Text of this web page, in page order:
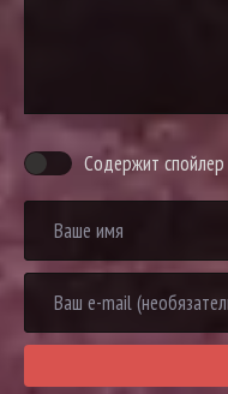
Содержит спойлер